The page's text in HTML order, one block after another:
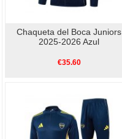
Chaqueta del Boca Juniors
2025-2026 Azul
€35.60